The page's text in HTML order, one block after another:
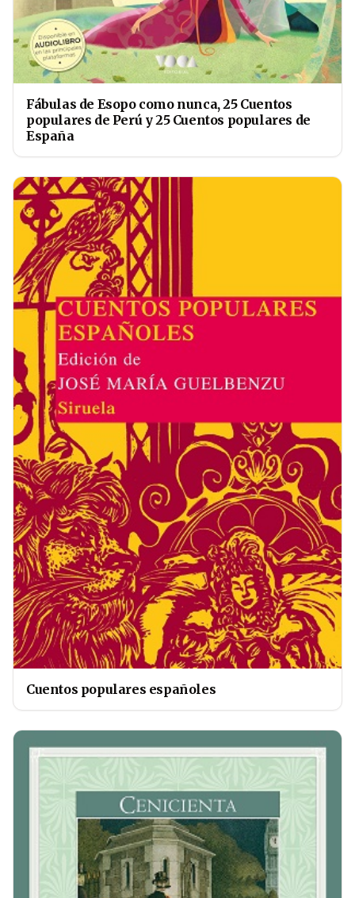
Fábulas de Esopo como nunca, 25 Cuentos
populares de Perú y 25 Cuentos populares de
España
Cuentos populares españoles